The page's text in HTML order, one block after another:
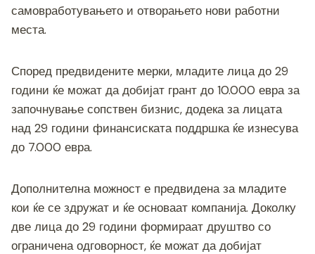
самовработувањето и отворањето нови работни
места.
Според предвидените мерки, младите лица до 29
години ќе можат да добијат грант до 10.000 евра за
започнување сопствен бизнис, додека за лицата
над 29 години финансиската поддршка ќе изнесува
до 7.000 евра.
Дополнителна можност е предвидена за младите
кои ќе се здружат и ќе основаат компанија. Доколку
две лица до 29 години формираат друштво со
ограничена одговорност, ќе можат да добијат